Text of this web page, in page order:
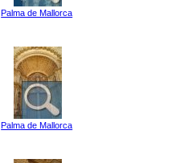
Palma de Mallorca
Palma de Mallorca